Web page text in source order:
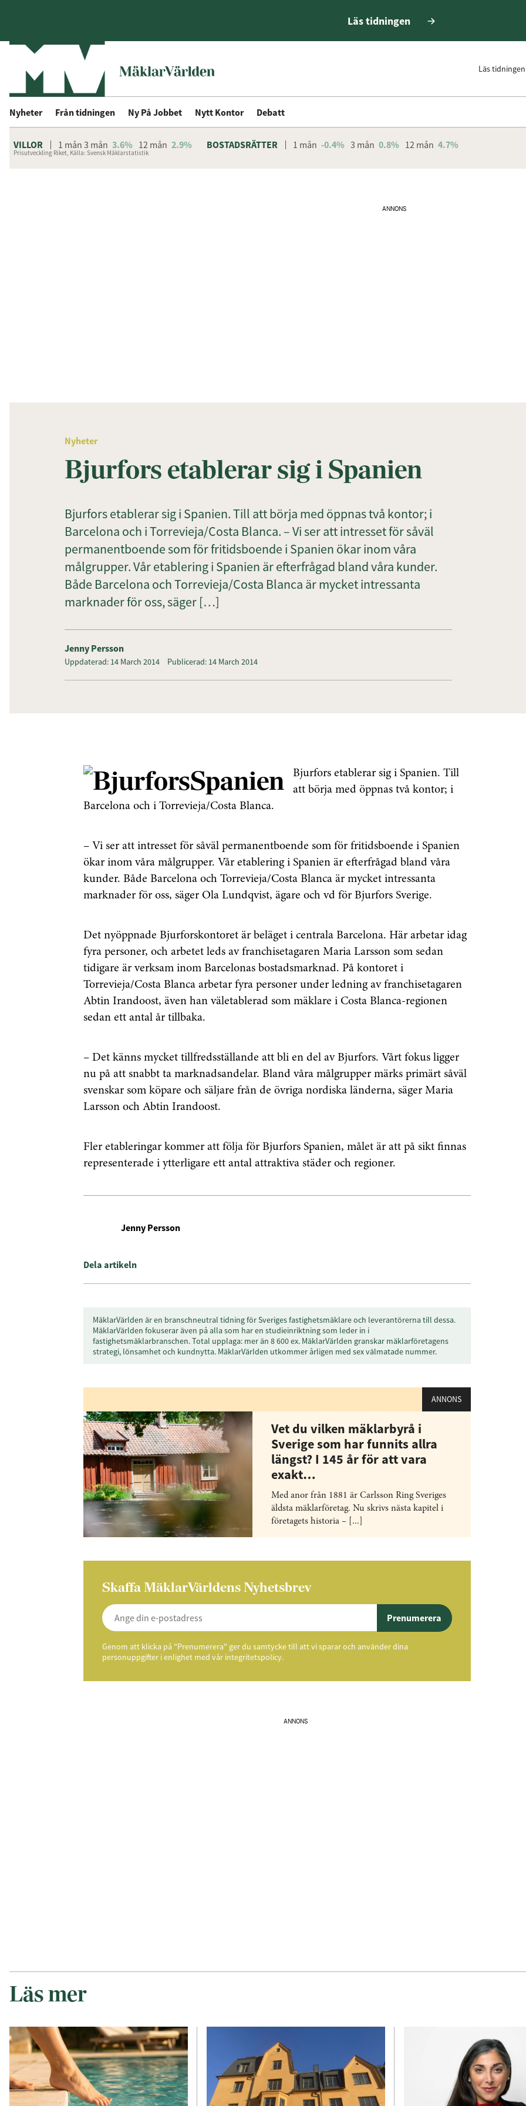
Läs tidningen
Läs tidningen
Nyheter Från tidningen Ny På Jobbet Nytt Kontor Debatt
VILLOR 1 mån 3 mån 3.6% 12 mån 2.9% BOSTADSRÄTTER 1 mån -0.4% 3 mån 0.8% 12 mån 4.7%
Prisutveckling Riket, Källa: Svensk Mäklarstatistik
ANNONS
Nyheter
Bjurfors etablerar sig i Spanien
Bjurfors etablerar sig i Spanien. Till att börja med öppnas två kontor; i
Barcelona och i Torrevieja/Costa Blanca. – Vi ser att intresset för såväl
permanentboende som för fritidsboende i Spanien ökar inom våra
målgrupper. Vår etablering i Spanien är efterfrågad bland våra kunder.
Både Barcelona och Torrevieja/Costa Blanca är mycket intressanta
marknader för oss, säger […]
Jenny Persson
Uppdaterad: 14 March 2014 Publicerad: 14 March 2014
Bjurfors etablerar sig i Spanien. Till
att börja med öppnas två kontor; i
Barcelona och i Torrevieja/Costa Blanca.
– Vi ser att intresset för såväl permanentboende som för fritidsboende i Spanien
ökar inom våra målgrupper. Vår etablering i Spanien är efterfrågad bland våra
kunder. Både Barcelona och Torrevieja/Costa Blanca är mycket intressanta
marknader för oss, säger Ola Lundqvist, ägare och vd för Bjurfors Sverige.
Det nyöppnade Bjurforskontoret är beläget i centrala Barcelona. Här arbetar idag
fyra personer, och arbetet leds av franchisetagaren Maria Larsson som sedan
tidigare är verksam inom Barcelonas bostadsmarknad. På kontoret i
Torrevieja/Costa Blanca arbetar fyra personer under ledning av franchisetagaren
Abtin Irandoost, även han väletablerad som mäklare i Costa Blanca-regionen
sedan ett antal år tillbaka.
– Det känns mycket tillfredsställande att bli en del av Bjurfors. Vårt fokus ligger
nu på att snabbt ta marknadsandelar. Bland våra målgrupper märks primärt såväl
svenskar som köpare och säljare från de övriga nordiska länderna, säger Maria
Larsson och Abtin Irandoost.
Fler etableringar kommer att följa för Bjurfors Spanien, målet är att på sikt finnas
representerade i ytterligare ett antal attraktiva städer och regioner.
Jenny Persson
Dela artikeln
MäklarVärlden är en branschneutral tidning för Sveriges fastighetsmäklare och leverantörerna till dessa.
MäklarVärlden fokuserar även på alla som har en studieinriktning som leder in i
fastighetsmäklarbranschen. Total upplaga: mer än 8 600 ex. MäklarVärlden granskar mäklarföretagens
strategi, lönsamhet och kundnytta. MäklarVärlden utkommer årligen med sex välmatade nummer.
ANNONS
Vet du vilken mäklarbyrå i
Sverige som har funnits allra
längst? I 145 år för att vara
exakt…
Med anor från 1881 är Carlsson Ring Sveriges
äldsta mäklarföretag. Nu skrivs nästa kapitel i
företagets historia – [...]
Skaffa MäklarVärldens Nyhetsbrev
Prenumerera
Genom att klicka på "Prenumerera" ger du samtycke till att vi sparar och använder dina
personuppgifter i enlighet med vår integritetspolicy.
ANNONS
Läs mer
Prenumerera
Genom att klicka på "Prenumerera" ger du samtycke till att vi
sparar och använder dina personuppgifter i enlighet med vår